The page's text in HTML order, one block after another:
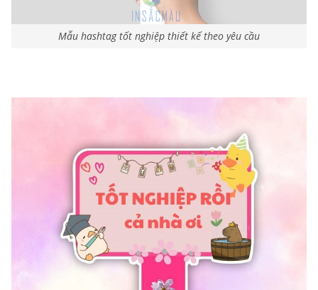
Mẫu hashtag tốt nghiệp thiết kế theo yêu cầu